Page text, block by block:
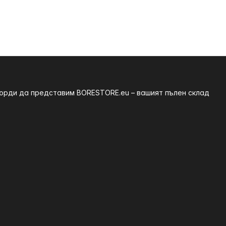
да представим BORESTORE.eu – вашият пълен склад